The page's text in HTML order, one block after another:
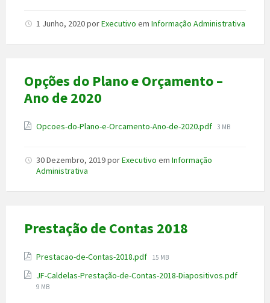
1 Junho, 2020porExecutivo em Informação Administrativa
Opções do Plano e Orçamento –
Ano de 2020
Anexo
Opcoes-do-Plano-e-Orcamento-Ano-de-2020.pdf File
3 MB
30 Dezembro, 2019porExecutivo em Informação
Administrativa
Prestação de Contas 2018
Anexo
Prestacao-de-Contas-2018.pdf File
15 MB
JF-Caldelas-Prestação-de-Contas-2018-Diapositivos.pdf
9 MB